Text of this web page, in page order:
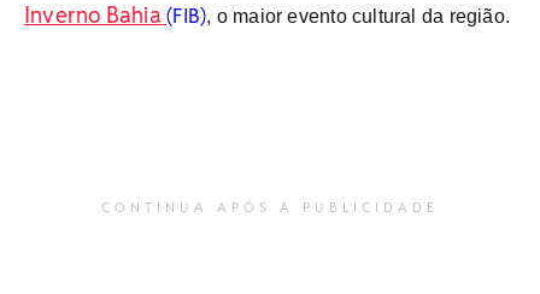
Inverno Bahia(FIB), o maior evento cultural da região.
CONTINUA APÓS A PUBLICIDADE